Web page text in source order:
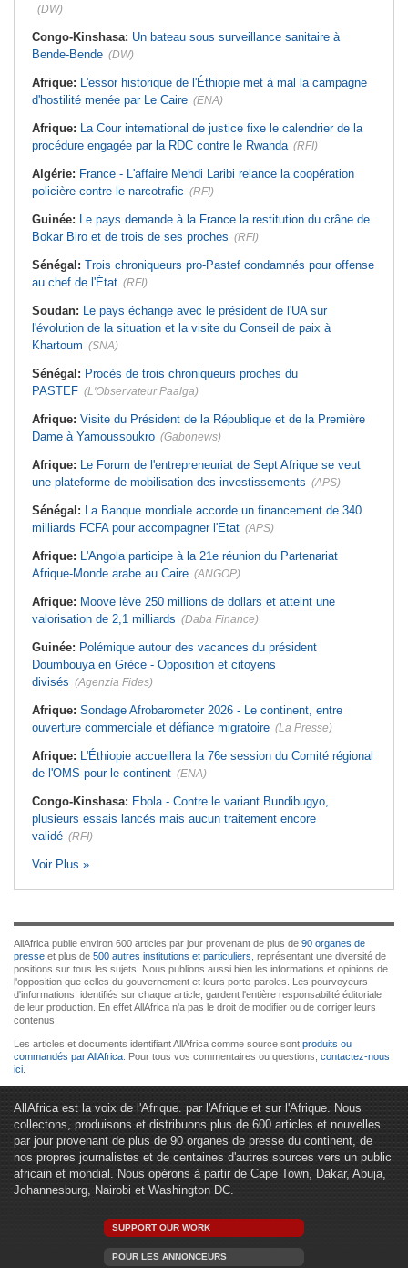
(DW)
Congo-Kinshasa: Un bateau sous surveillance sanitaire à
Bende-Bende (DW)
Afrique: L'essor historique de l'Éthiopie met à mal la campagne
d'hostilité menée par Le Caire (ENA)
Afrique: La Cour international de justice fixe le calendrier de la
procédure engagée par la RDC contre le Rwanda (RFI)
Algérie: France - L'affaire Mehdi Laribi relance la coopération
policière contre le narcotrafic (RFI)
Guinée: Le pays demande à la France la restitution du crâne de
Bokar Biro et de trois de ses proches (RFI)
Sénégal: Trois chroniqueurs pro-Pastef condamnés pour offense
au chef de l'État (RFI)
Soudan: Le pays échange avec le président de l'UA sur
l'évolution de la situation et la visite du Conseil de paix à
Khartoum (SNA)
Sénégal: Procès de trois chroniqueurs proches du
PASTEF (L'Observateur Paalga)
Afrique: Visite du Président de la République et de la Première
Dame à Yamoussoukro (Gabonews)
Afrique: Le Forum de l'entrepreneuriat de Sept Afrique se veut
une plateforme de mobilisation des investissements (APS)
Sénégal: La Banque mondiale accorde un financement de 340
milliards FCFA pour accompagner l'Etat (APS)
Afrique: L'Angola participe à la 21e réunion du Partenariat
Afrique-Monde arabe au Caire (ANGOP)
Afrique: Moove lève 250 millions de dollars et atteint une
valorisation de 2,1 milliards (Daba Finance)
Guinée: Polémique autour des vacances du président
Doumbouya en Grèce - Opposition et citoyens
divisés (Agenzia Fides)
Afrique: Sondage Afrobarometer 2026 - Le continent, entre
ouverture commerciale et défiance migratoire (La Presse)
Afrique: L'Éthiopie accueillera la 76e session du Comité régional
de l'OMS pour le continent (ENA)
Congo-Kinshasa: Ebola - Contre le variant Bundibugyo,
plusieurs essais lancés mais aucun traitement encore
validé (RFI)
Voir Plus »
AllAfrica publie environ 600 articles par jour provenant de plus de 90 organes de
presse et plus de 500 autres institutions et particuliers , représentant une diversité de
positions sur tous les sujets. Nous publions aussi bien les informations et opinions de
l'opposition que celles du gouvernement et leurs porte-paroles. Les pourvoyeurs
d'informations, identifiés sur chaque article, gardent l'entière responsabilité éditoriale
de leur production. En effet AllAfrica n'a pas le droit de modifier ou de corriger leurs
contenus.
Les articles et documents identifiant AllAfrica comme source sont produits ou
commandés par AllAfrica . Pour tous vos commentaires ou questions, contactez-nous
ici
AllAfrica est la voix de l'Afrique. par l'Afrique et sur l'Afrique. Nous
collectons, produisons et distribuons plus de 600 articles et nouvelles
par jour provenant de plus de 90 organes de presse du continent, de
nos propres journalistes et de centaines d'autres sources vers un public
africain et mondial. Nous opérons à partir de Cape Town, Dakar, Abuja,
Johannesburg, Nairobi et Washington DC.
SUPPORT OUR WORK
POUR LES ANNONCEURS